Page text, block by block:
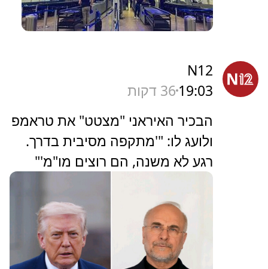
כלכליסט
ההגירה מישראל: יותר הייטקיסטים
ורופאים עוזבים, ואובדן ההכנסות
ממסים מזנק / פרשנות